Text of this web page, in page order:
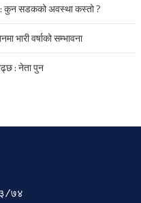
: कुन सडकको अवस्था कस्तो ?
भारी वर्षाको सम्भावना
: नेता पुन
७४